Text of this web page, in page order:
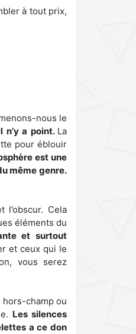
à tout prix,
nous le
n’y a point. La
pour éblouir
est une
même genre.
Cela
éléments du
et surtout
et ceux qui le
vous serez
hors-champ ou
Les silences
a ce don